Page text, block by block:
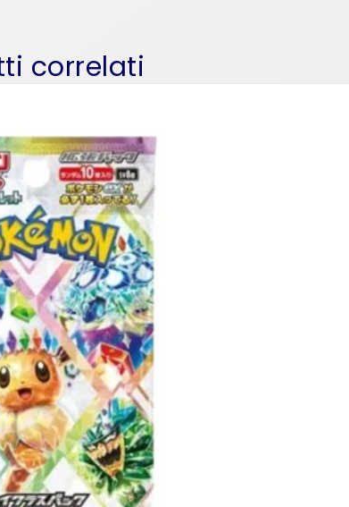
correlati